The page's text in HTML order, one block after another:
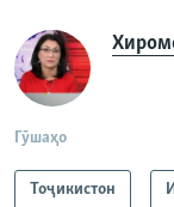
Гӯшаҳо
Тоҷикистон